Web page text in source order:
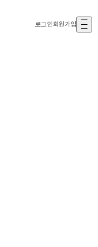
로그인회원가입